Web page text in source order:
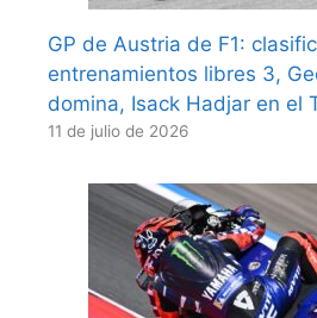
GP de Austria de F1:
entrenamientos libres 3,
domina, Isack Hadjar en el
11 de julio de 2026